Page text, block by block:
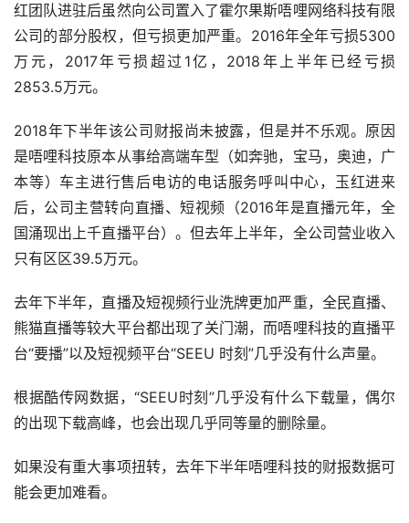
红团队进驻后虽然向公司置入了霍尔果斯唔哩网络科技有限
公司的部分股权，但亏损更加严重。2016年全年亏损5300
万元，2017年亏损超过1亿，2018年上半年已经亏损
2853.5万元。
2018年下半年该公司财报尚未披露，但是并不乐观。原因
是唔哩科技原本从事给高端车型（如奔驰，宝马，奥迪，广
本等）车主进行售后电访的电话服务呼叫中心，玉红进来
后，公司主营转向直播、短视频（2016年是直播元年，全
国涌现出上千直播平台）。但去年上半年，全公司营业收入
只有区区39.5万元。
去年下半年，直播及短视频行业洗牌更加严重，全民直播、
熊猫直播等较大平台都出现了关门潮，而唔哩科技的直播平
台“要播”以及短视频平台“SEEU 时刻”几乎没有什么声量。
根据酷传网数据，“SEEU时刻”几乎没有什么下载量，偶尔
的出现下载高峰，也会出现几乎同等量的删除量。
如果没有重大事项扭转，去年下半年唔哩科技的财报数据可
能会更加难看。